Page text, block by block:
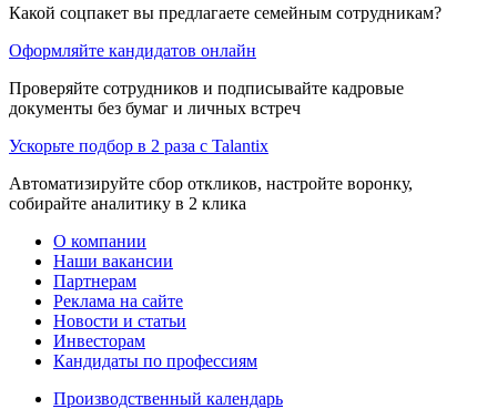
Какой соцпакет вы предлагаете семейным сотрудникам?
Оформляйте кандидатов онлайн
Проверяйте сотрудников и подписывайте кадровые
документы без бумаг и личных встреч
Ускорьте подбор в 2 раза с Talantix
Автоматизируйте сбор откликов, настройте воронку,
собирайте аналитику в 2 клика
О компании
Наши вакансии
Партнерам
Реклама на сайте
Новости и статьи
Инвесторам
Кандидаты по профессиям
Производственный календарь